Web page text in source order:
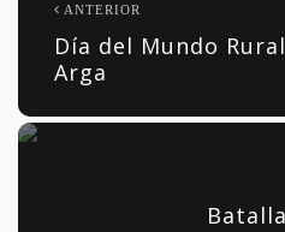
ANTERIOR
Día del Mundo
Arga